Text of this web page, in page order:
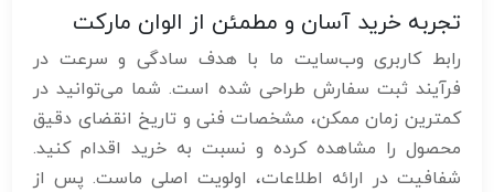
تجربه خرید آسان و مطمئن از الوان مارکت
رابط کاربری وب‌سایت ما با هدف سادگی و سرعت در
فرآیند ثبت سفارش طراحی شده است. شما می‌توانید در
کمترین زمان ممکن، مشخصات فنی و تاریخ انقضای دقیق
محصول را مشاهده کرده و نسبت به خرید اقدام کنید.
شفافیت در ارائه اطلاعات، اولویت اصلی ماست. پس از